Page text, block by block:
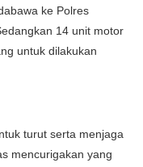
ke Polres
14 unit motor
untuk dilakukan
turut serta menjaga
mencurigakan yang